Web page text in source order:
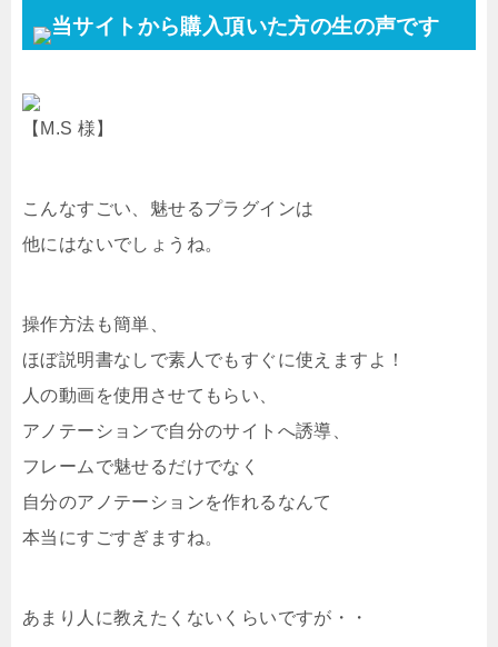
当サイトから購入頂いた方の生の声です
【M.S 様】
こんなすごい、魅せるプラグインは
他にはないでしょうね。
操作方法も簡単、
ほぼ説明書なしで素人でもすぐに使えますよ！
人の動画を使用させてもらい、
アノテーションで自分のサイトへ誘導、
フレームで魅せるだけでなく
自分のアノテーションを作れるなんて
本当にすごすぎますね。
あまり人に教えたくないくらいですが・・